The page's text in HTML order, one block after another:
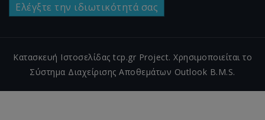
Ελέγξτε την ιδιωτικότητά σας
Κατασκευή Ιστοσελίδας tcp.gr Project. Χρησιμοποιείται το
Σύστημα Διαχείρισης Αποθεμάτων Outlook B.M.S.